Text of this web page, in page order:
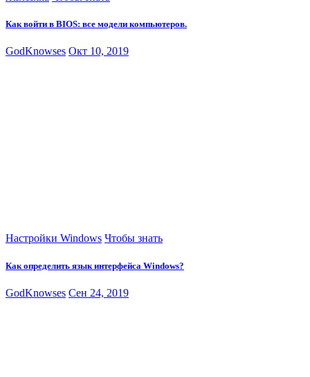
Как войти в BIOS: все модели компьютеров.
GodKnowses Окт 10, 2019
Настройки Windows Чтобы знать
Как определить язык интерфейса Windows?
GodKnowses Сен 24, 2019